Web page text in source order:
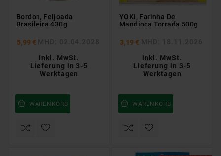
Bordon, Feijoada
Brasileira 430g
5,99 €
inkl. MwSt.
Lieferung in 3-5
Werktagen
WARENKORB
YOKI, Farinha De
Mandioca Torrada 500g
3,19 €
inkl. MwSt.
Lieferung in 3-5
Werktagen
WARENKORB